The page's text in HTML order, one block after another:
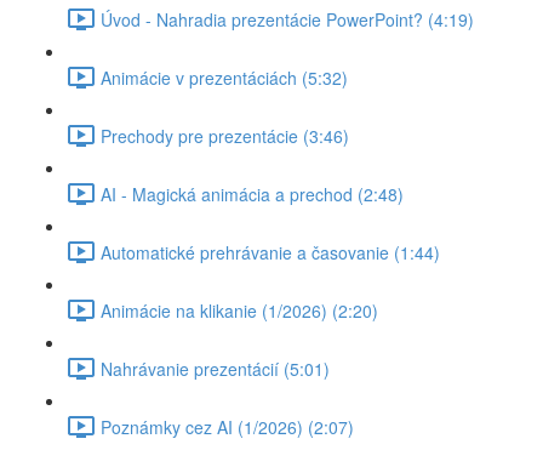
Úvod - Nahradia prezentácie PowerPoint? (4:19)
Animácie v prezentáciách (5:32)
Prechody pre prezentácie (3:46)
AI - Magická animácia a prechod (2:48)
Automatické prehrávanie a časovanie (1:44)
Animácie na klikanie (1/2026) (2:20)
Nahrávanie prezentácií (5:01)
Poznámky cez AI (1/2026) (2:07)